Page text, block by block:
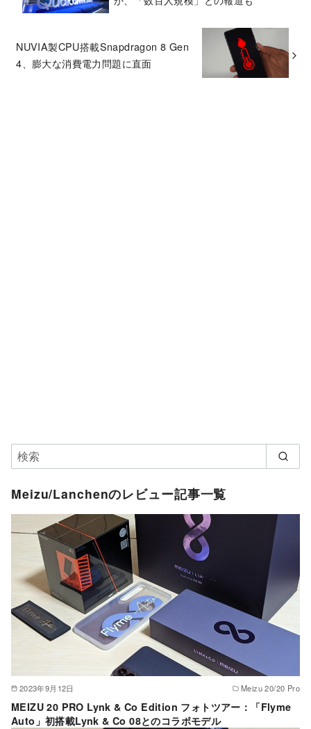
NUVIA製CPU搭載Snapdragon 8 Gen
4、膨大な消費電力問題に直面
Meizu/Lanchenのレビュー記事一覧
2023年9月12日 Meizu 20/20 Pro
MEIZU 20 PRO Lynk & Co Edition フォトツアー：「Flyme
Auto」初搭載Lynk & Co 08とのコラボモデル